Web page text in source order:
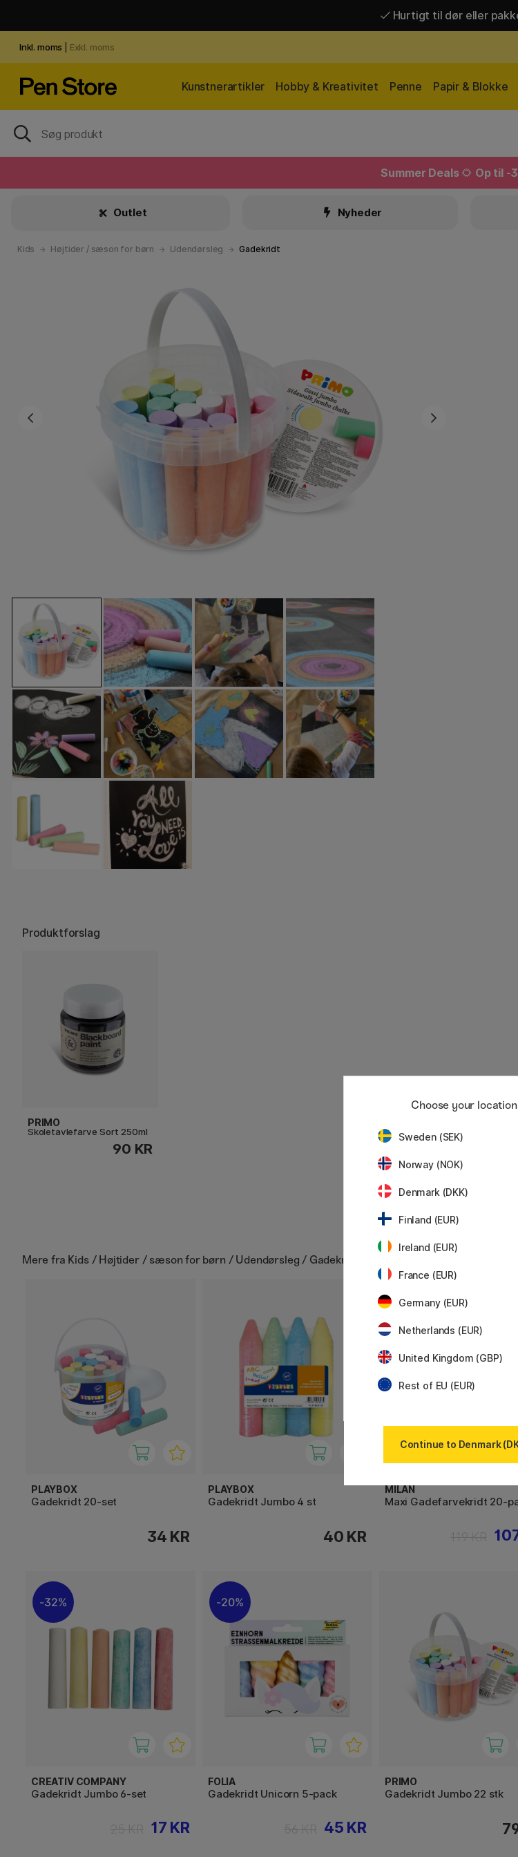
Hurtigt til dør eller
Inkl. moms Exkl. moms
Kunstnerartikler Hobby & Kreativitet Penne Papir & Blokke
Summer Deals 🌻 Op til -
Outlet Nyheder
Kids Højtider / sæson for børn Udendørsleg Gadekridt
Produktforslag
PRIMO
Skoletavlefarve Sort 250ml
90 KR
Mere fra Kids / Højtider / sæson for børn / Udendørsleg / Gadekridt
PLAYBOX
Gadekridt 20-set
34 KR
PLAYBOX
Gadekridt Jumbo 4 st
40 KR
10%
MILAN
Maxi Gadefarvekridt 20-
32%
CREATIV COMPANY
Gadekridt Jumbo 6-set
17 KR
20%
FOLIA
Gadekridt Unicorn 5-pack
45 KR
PRIMO
Gadekridt Jumbo 22 stk
Choose your location
Sweden (SEK)
Norway (NOK)
Denmark (DKK)
Finland (EUR)
Ireland (EUR)
France (EUR)
Germany (EUR)
Netherlands (EUR)
United Kingdom (GBP)
Rest of EU (EUR)
Continue to Denmark